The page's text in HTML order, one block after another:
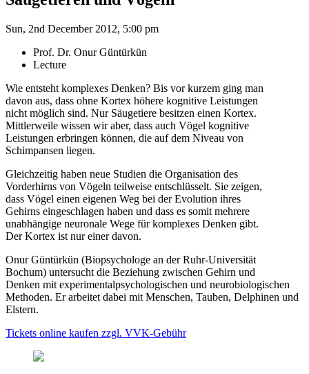
Sun, 2nd December 2012, 5:00 pm
Prof. Dr. Onur Güntürkün
Lecture
Wie entsteht komplexes Denken? Bis vor kurzem ging man
davon aus, dass ohne Kortex höhere kognitive Leistungen
nicht möglich sind. Nur Säugetiere besitzen einen Kortex.
Mittlerweile wissen wir aber, dass auch Vögel kognitive
Leistungen erbringen können, die auf dem Niveau von
Schimpansen liegen.
Gleichzeitig haben neue Studien die Organisation des
Vorderhirns von Vögeln teilweise entschlüsselt. Sie zeigen,
dass Vögel einen eigenen Weg bei der Evolution ihres
Gehirns eingeschlagen haben und dass es somit mehrere
unabhängige neuronale Wege für komplexes Denken gibt.
Der Kortex ist nur einer davon.
Onur Güntürkün (Biopsychologe an der Ruhr-Universität
Bochum) untersucht die Beziehung zwischen Gehirn und
Denken mit experimentalpsychologischen und neurobiologischen
Methoden. Er arbeitet dabei mit Menschen, Tauben, Delphinen und
Elstern.
Tickets online kaufen zzgl. VVK-Gebühr